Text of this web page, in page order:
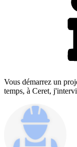
Vous démarrez un
temps, à Ceret,